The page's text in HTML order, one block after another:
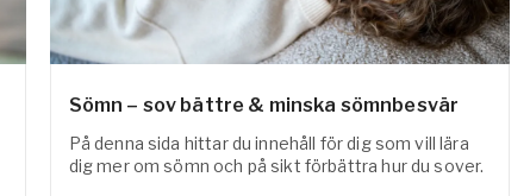
Sömn – sov bättre & minska sömnbesvär
På denna sida hittar du innehåll för dig som vill lära
dig mer om sömn och på sikt förbättra hur du sover.